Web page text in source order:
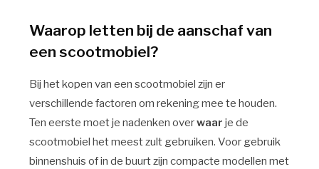
Waarop letten bij de aanschaf van
een scootmobiel?
Bij het kopen van een scootmobiel zijn er
verschillende factoren om rekening mee te houden.
Ten eerste moet je nadenken overwaar je de
scootmobiel het meest zult gebruiken. Voor gebruik
binnenshuis of in de buurt zijn compacte modellen met